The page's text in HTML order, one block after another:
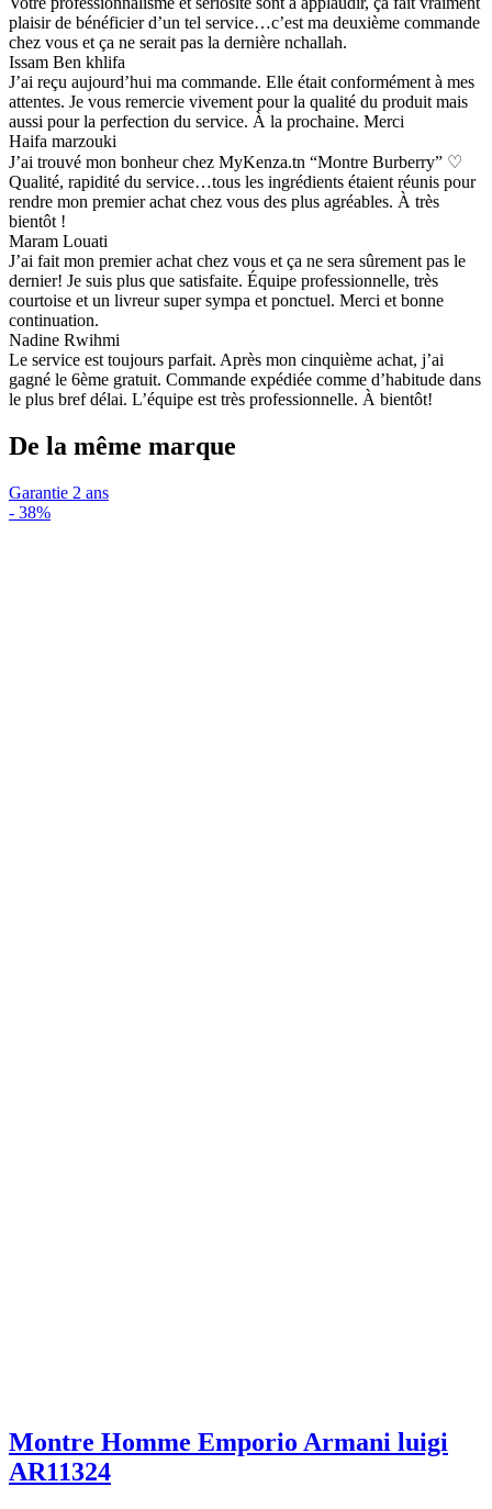
plaisir de bénéficier d’un tel service…c’est ma deuxième commande
chez vous et ça ne serait pas la dernière nchallah.
Issam Ben khlifa
J’ai reçu aujourd’hui ma commande. Elle était conformément à mes
attentes. Je vous remercie vivement pour la qualité du produit mais
aussi pour la perfection du service. À la prochaine. Merci
Haifa marzouki
J’ai trouvé mon bonheur chez MyKenza.tn “Montre Burberry” ♡
Qualité, rapidité du service…tous les ingrédients étaient réunis pour
rendre mon premier achat chez vous des plus agréables. À très
bientôt !
Maram Louati
J’ai fait mon premier achat chez vous et ça ne sera sûrement pas le
dernier! Je suis plus que satisfaite. Équipe professionnelle, très
courtoise et un livreur super sympa et ponctuel. Merci et bonne
continuation.
Nadine Rwihmi
Le service est toujours parfait. Après mon cinquième achat, j’ai
gagné le 6ème gratuit. Commande expédiée comme d’habitude dans
le plus bref délai. L’équipe est très professionnelle. À bientôt!
De la même marque
Garantie 2 ans
- 38%
Montre Homme Emporio Armani luigi
AR11324